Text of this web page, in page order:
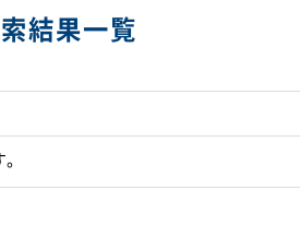
結果一覧